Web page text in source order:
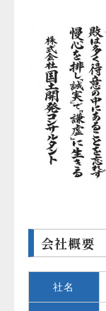
会社概要
社名